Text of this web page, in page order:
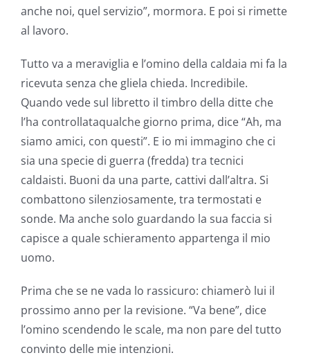
anche noi, quel servizio”, mormora. E poi si rimette
al lavoro.
Tutto va a meraviglia e l’omino della caldaia mi fa la
ricevuta senza che gliela chieda. Incredibile.
Quando vede sul libretto il timbro della ditte che
l’ha controllataqualche giorno prima, dice “Ah, ma
siamo amici, con questi”. E io mi immagino che ci
sia una specie di guerra (fredda) tra tecnici
caldaisti. Buoni da una parte, cattivi dall’altra. Si
combattono silenziosamente, tra termostati e
sonde. Ma anche solo guardando la sua faccia si
capisce a quale schieramento appartenga il mio
uomo.
Prima che se ne vada lo rassicuro: chiamerò lui il
prossimo anno per la revisione. “Va bene”, dice
l’omino scendendo le scale, ma non pare del tutto
convinto delle mie intenzioni.